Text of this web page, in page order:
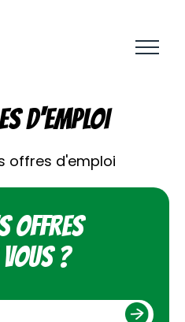
D'EMPLOI
offres d'emploi
offres
?